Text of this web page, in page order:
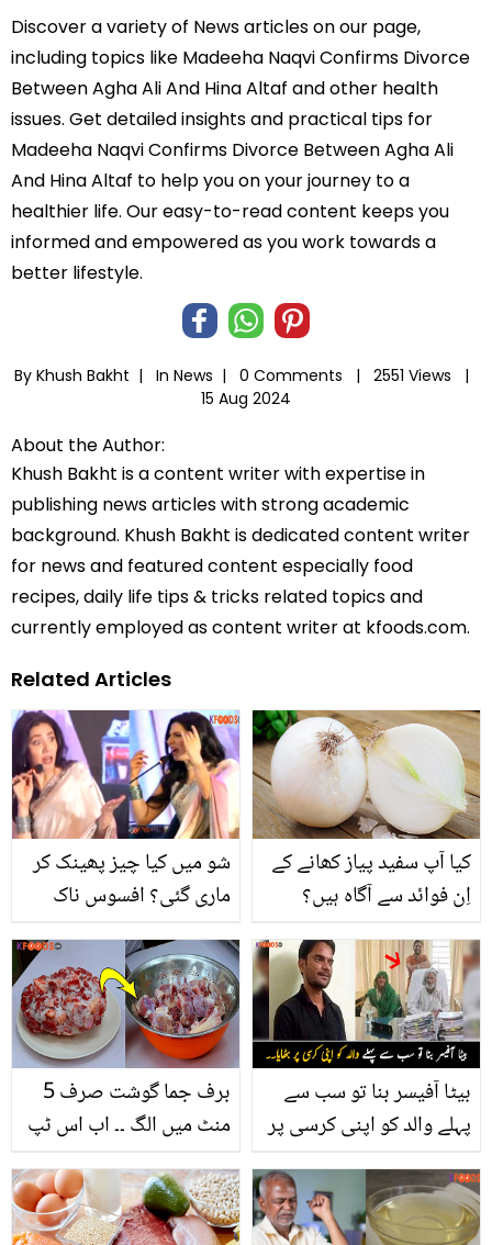
Discover a variety of News articles on our page,
including topics like Madeeha Naqvi Confirms Divorce
Between Agha Ali And Hina Altaf and other health
issues. Get detailed insights and practical tips for
Madeeha Naqvi Confirms Divorce Between Agha Ali
And Hina Altaf to help you on your journey to a
healthier life. Our easy-to-read content keeps you
informed and empowered as you work towards a
better lifestyle.
By Khush Bakht | In News | 0 Comments |
2551 Views |
15 Aug 2024
About the Author:
Khush Bakht is a content writer with expertise in
publishing news articles with strong academic
background. Khush Bakht is dedicated content writer
for news and featured content especially food
recipes, daily life tips & tricks related topics and
currently employed as content writer at kfoods.com.
Related Articles
شو میں کیا چیز پھینک کر
ماری گئی؟ افسوس ناک
واقعے کی ویڈیو جس نے
ماہرہ خان کو بھی خوفزدہ
کردیا
کیا آپ سفید پیاز کھانے کے
اِن فوائد سے آگاہ ہیں؟
برف جما گوشت صرف 5
منٹ میں الگ ۔۔ اب اس ٹپ
کو آزمائیں اور گھنٹوں
گوشت پگھلانے کے انتظار
سے چھٹکارہ پائیں
بیٹا آفیسر بنا تو سب سے
پہلے والد کو اپنی کرسی پر
بٹھایا ۔۔ بھارت کا وہ پہلا
مسلمان لڑکا جس نے بڑا
امتحان پاس کر لیا